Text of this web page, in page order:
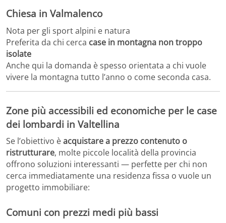
Chiesa in Valmalenco
Nota per gli sport alpini e natura
Preferita da chi cerca case in montagna non troppo
isolate
Anche qui la domanda è spesso orientata a chi vuole
vivere la montagna tutto l’anno o come seconda casa.
Zone più accessibili ed economiche per le case
dei lombardi in Valtellina
Se l’obiettivo èacquistare a prezzo contenuto o
ristrutturare, molte piccole località della provincia
offrono soluzioni interessanti — perfette per chi non
cerca immediatamente una residenza fissa o vuole un
progetto immobiliare:
Comuni con prezzi medi più bassi